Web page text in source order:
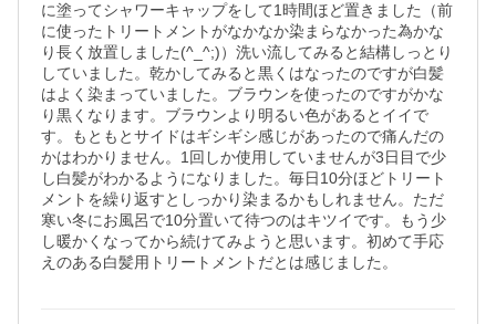
に塗ってシャワーキャップをして1時間ほど置きました（前
に使ったトリートメントがなかなか染まらなかった為かな
り長く放置しました(^_^;)）洗い流してみると結構しっとり
していました。乾かしてみると黒くはなったのですが白髪
はよく染まっていました。ブラウンを使ったのですがかな
り黒くなります。ブラウンより明るい色があるとイイで
す。もともとサイドはギシギシ感じがあったので痛んだの
かはわかりません。1回しか使用していませんが3日目で少
し白髪がわかるようになりました。毎日10分ほどトリート
メントを繰り返すとしっかり染まるかもしれません。ただ
寒い冬にお風呂で10分置いて待つのはキツイです。もう少
し暖かくなってから続けてみようと思います。初めて手応
えのある白髪用トリートメントだとは感じました。